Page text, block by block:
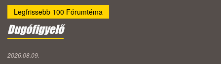
Legfrissebb 100 Fórumtéma
Dugófigyelő
2026.08.09.